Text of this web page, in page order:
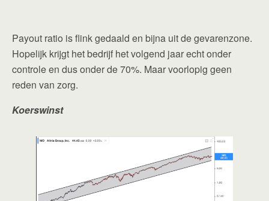
Payout ratio is flink gedaald en bijna uit de gevarenzone.
Hopelijk krijgt het bedrijf het volgend jaar echt onder
controle en dus onder de 70%. Maar voorlopig geen
reden van zorg.
Koerswinst